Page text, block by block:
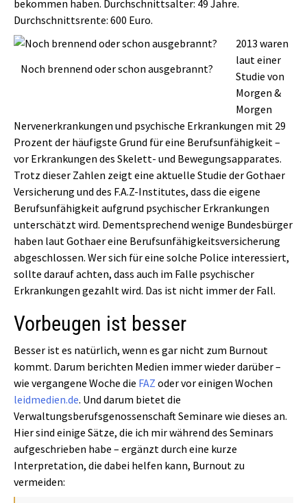
bekommen haben. Durchschnittsalter: 49 Jahre.
Durchschnittsrente: 600 Euro.
Noch brennend oder schon ausgebrannt?
2013 waren
laut einer
Studie von
Morgen &
Morgen
Nervenerkrankungen und psychische Erkrankungen mit 29
Prozent der häufigste Grund für eine Berufsunfähigkeit –
vor Erkrankungen des Skelett- und Bewegungsapparates.
Trotz dieser Zahlen zeigt eine aktuelle Studie der Gothaer
Versicherung und des F.A.Z-Institutes, dass die eigene
Berufsunfähigkeit aufgrund psychischer Erkrankungen
unterschätzt wird. Dementsprechend wenige Bundesbürger
haben laut Gothaer eine Berufsunfähigkeitsversicherung
abgeschlossen. Wer sich für eine solche Police interessiert,
sollte darauf achten, dass auch im Falle psychischer
Erkrankungen gezahlt wird. Das ist nicht immer der Fall.
Vorbeugen ist besser
Besser ist es natürlich, wenn es gar nicht zum Burnout
kommt. Darum berichten Medien immer wieder darüber –
wie vergangene Woche die FAZ oder vor einigen Wochen
leidmedien.de. Und darum bietet die
Verwaltungsberufsgenossenschaft Seminare wie dieses an.
Hier sind einige Sätze, die ich mir während des Seminars
aufgeschrieben habe – ergänzt durch eine kurze
Interpretation, die dabei helfen kann, Burnout zu
vermeiden: